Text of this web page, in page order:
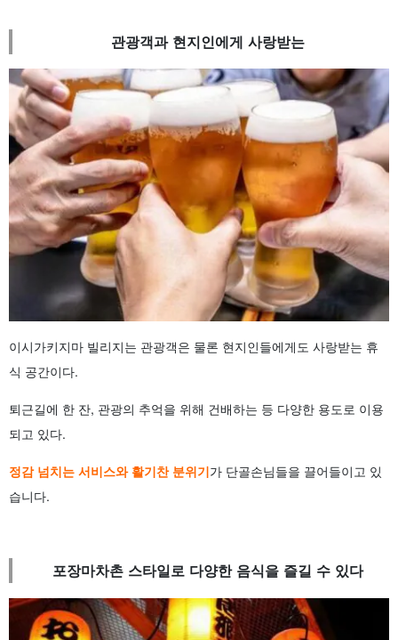
관광객과 현지인에게 사랑받는
이시가키지마 빌리지는 관광객은 물론 현지인들에게도 사랑받는 휴
식 공간이다.
퇴근길에 한 잔, 관광의 추억을 위해 건배하는 등 다양한 용도로 이용
되고 있다.
정감 넘치는 서비스와 활기찬 분위기가 단골손님들을 끌어들이고 있
습니다.
포장마차촌 스타일로 다양한 음식을 즐길 수 있다